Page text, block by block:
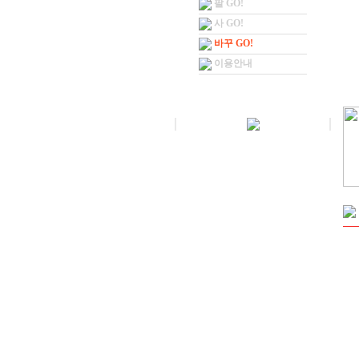
팔 GO!
사 GO!
바꾸 GO!
이용안내